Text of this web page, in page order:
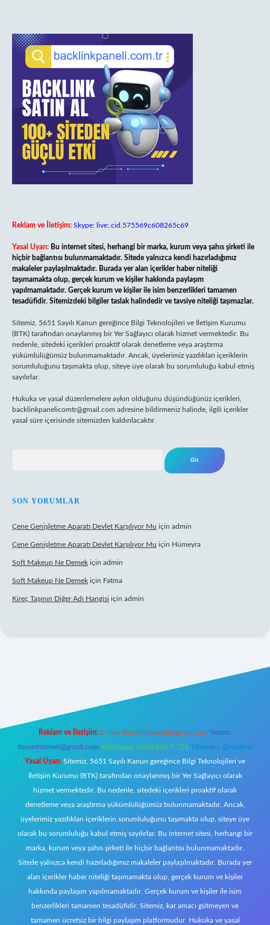
Reklam ve İletişim: Skype: live:.cid.575569c608265c69
Yasal Uyarı: Bu internet sitesi, herhangi bir marka, kurum veya şahıs şirketi ile
hiçbir bağlantısı bulunmamaktadır. Sitede yalnızca kendi hazırladığımız
makaleler paylaşılmaktadır. Burada yer alan içerikler haber niteliği
taşımamakta olup, gerçek kurum ve kişiler hakkında paylaşım
yapılmamaktadır. Gerçek kurum ve kişiler ile isim benzerlikleri tamamen
tesadüfidir. Sitemizdeki bilgiler taslak halindedir ve tavsiye niteliği taşımazlar.
Sitemiz, 5651 Sayılı Kanun gereğince Bilgi Teknolojileri ve İletişim Kurumu
(BTK) tarafından onaylanmış bir Yer Sağlayıcı olarak hizmet vermektedir. Bu
nedenle, sitedeki içerikleri proaktif olarak denetleme veya araştırma
yükümlülüğümüz bulunmamaktadır. Ancak, üyelerimiz yazdıkları içeriklerin
sorumluluğunu taşımakta olup, siteye üye olarak bu sorumluluğu kabul etmiş
sayılırlar.
Hukuka ve yasal düzenlemelere aykırı olduğunu düşündüğünüz içerikleri,
backlinkpanelicomtr@gmail.com adresine bildirmeniz halinde, ilgili içerikler
yasal süre içerisinde sitemizden kaldırılacaktır.
SON YORUMLAR
Çene Genişletme Aparatı Devlet Karşılıyor Mu için admin
Çene Genişletme Aparatı Devlet Karşılıyor Mu için Hümeyra
Soft Makeup Ne Demek için admin
Soft Makeup Ne Demek için Fatma
Kireç Taşının Diğer Adı Hangisi için admin
Reklam ve İletişim: E-mail: backlinkpaneli@gmail.com Teams:
forumhizmeti@gmail.com Whatsapp: 0262 606 0 726 Telegram: @karabul
Yasal Uyarı: Sitemiz, 5651 Sayılı Kanun gereğince Bilgi Teknolojileri ve
İletişim Kurumu (BTK) tarafından onaylanmış bir Yer Sağlayıcı olarak
hizmet vermektedir. Bu nedenle, sitedeki içerikleri proaktif olarak
denetleme veya araştırma yükümlülüğümüz bulunmamaktadır. Ancak,
üyelerimiz yazdıkları içeriklerin sorumluluğunu taşımakta olup, siteye üye
olarak bu sorumluluğu kabul etmiş sayılırlar. Bu internet sitesi, herhangi bir
marka, kurum veya şahıs şirketi ile hiçbir bağlantısı bulunmamaktadır.
Sitede yalnızca kendi hazırladığımız makaleler paylaşılmaktadır. Burada yer
alan içerikler haber niteliği taşımamakta olup, gerçek kurum ve kişiler
hakkında paylaşım yapılmamaktadır. Gerçek kurum ve kişiler ile isim
benzerlikleri tamamen tesadüfidir. Sitemiz, kar amacı gütmeyen ve
tamamen ücretsiz bir bilgi paylaşım platformudur. Hukuka ve yasal